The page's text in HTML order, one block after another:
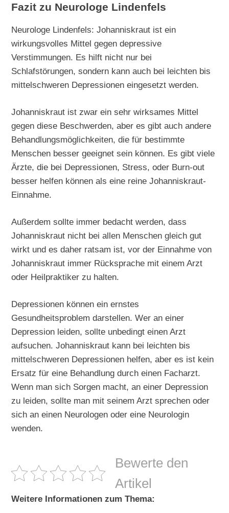
Fazit zu Neurologe Lindenfels
Neurologe Lindenfels: Johanniskraut ist ein
wirkungsvolles Mittel gegen depressive
Verstimmungen. Es hilft nicht nur bei
Schlafstörungen, sondern kann auch bei leichten bis
mittelschweren Depressionen eingesetzt werden.
Johanniskraut ist zwar ein sehr wirksames Mittel
gegen diese Beschwerden, aber es gibt auch andere
Behandlungsmöglichkeiten, die für bestimmte
Menschen besser geeignet sein können. Es gibt viele
Ärzte, die bei Depressionen, Stress, oder Burn-out
besser helfen können als eine reine Johanniskraut-
Einnahme.
Außerdem sollte immer bedacht werden, dass
Johanniskraut nicht bei allen Menschen gleich gut
wirkt und es daher ratsam ist, vor der Einnahme von
Johanniskraut immer Rücksprache mit einem Arzt
oder Heilpraktiker zu halten.
Depressionen können ein ernstes
Gesundheitsproblem darstellen. Wer an einer
Depression leiden, sollte unbedingt einen Arzt
aufsuchen. Johanniskraut kann bei leichten bis
mittelschweren Depressionen helfen, aber es ist kein
Ersatz für eine Behandlung durch einen Facharzt.
Wenn man sich Sorgen macht, an einer Depression
zu leiden, sollte man mit seinem Arzt sprechen oder
sich an einen Neurologen oder eine Neurologin
wenden.
Bewerte den
Artikel
Weitere Informationen zum Thema: